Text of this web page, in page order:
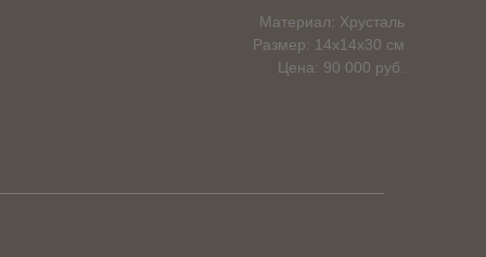
Материал: Хрусталь
Размер: 14x14x30 см
Цена: 90 000 руб.